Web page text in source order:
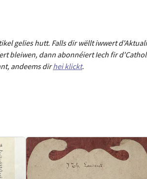
gelies hutt. Falls dir wëllt iwwert
bleiwen, dann abonnéiert Iech fir
andeems dirhei klickt.